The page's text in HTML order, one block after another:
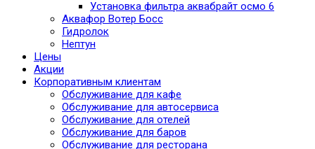
Установка фильтра аквабрайт осмо 6
Аквафор Вотер Босс
Гидролок
Нептун
Цены
Акции
Корпоративным клиентам
Обслуживание для кафе
Обслуживание для автосервиса
Обслуживание для отелей
Обслуживание для баров
Обслуживание для ресторана